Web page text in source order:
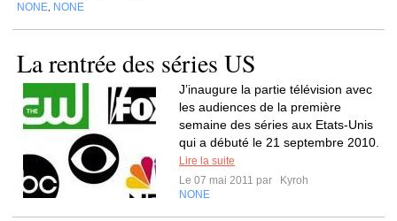
NONE NONE
La rentrée des séries US
J’inaugure la partie télévision avec
les audiences de la première
semaine des séries aux Etats-Unis
qui a débuté le 21 septembre 2010.
Lire la suite
Le 07 mai 2011 par
Kyroh
NONE